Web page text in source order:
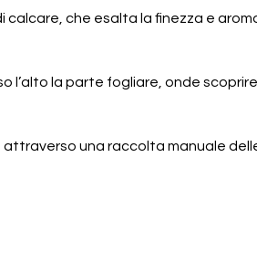
calcare, che esalta la finezza e
la parte fogliare, onde scoprire
una raccolta manuale